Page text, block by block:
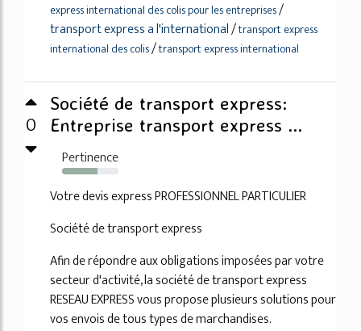
express international des colis pour les entreprises/
transport express a l'international/transport express
international des colis/transport express international
0
Société de transport express:
Entreprise transport express ...
Pertinence
63%
Votre devis express PROFESSIONNEL PARTICULIER
Société de transport express
Afin de répondre aux obligations imposées par votre
secteur d'activité, la société de transport express
RESEAU EXPRESS vous propose plusieurs solutions pour
vos envois de tous types de marchandises.